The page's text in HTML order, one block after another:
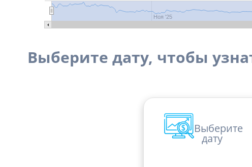
Ноя '25
Выберите дату, чтобы
Выберите
дату